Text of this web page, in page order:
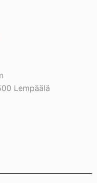
Lempäälä